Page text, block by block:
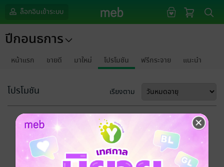
ล็อกอินเข้าระบบ
ปีกอนธการ
หน้าแรก ขายดี มาใหม่ โปรโมชัน ฟรีกระจาย แนะนำ
โปรโมชัน เรียงตาม
ขออภัยด้วยนะคะ